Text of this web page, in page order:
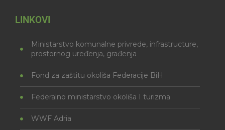
LINKOVI
Ministarstvo komunalne privrede, infrastructure,
prostornog uređenja, građenja
Fond za zaštitu okoliša Federacije BiH
Federalno ministarstvo okoliša I turizma
WWF Adria